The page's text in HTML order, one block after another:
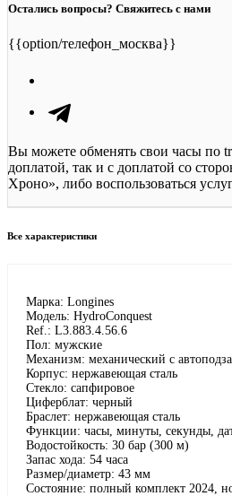
Остались вопросы? Свяжитесь с нами
{{option/телефон_москва}}
Вы можете обменять свои часы по
доплатой, так и с доплатой со
Хроно», либо воспользоваться
Все характеристики
Марка: Longines
Модель: HydroConquest
Ref.: L3.883.4.56.6
Пол: мужские
Механизм: механический с
Корпус: нержавеющая сталь
Стекло: сапфировое
Циферблат: черный
Браслет: нержавеющая сталь
Функции: часы, минуты, секунды,
Водостойкость: 30 бар (300 м)
Запас хода: 54 часа
Размер/диаметр: 43 мм
Состояние: полный комплект 2024,